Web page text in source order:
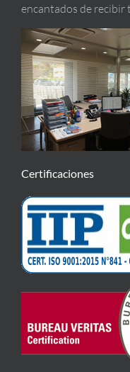
encantados de recibir
Certificaciones